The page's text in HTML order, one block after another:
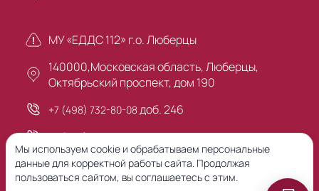
МУ «ЕДДС 112» г.о. Люберцы
140000,Московская область, Люберцы,
Октябрьский проспект, дом 190
+7 (498) 732-80-08 доб. 246
+7 (495) 503-30-00
Мы используем cookie и обрабатываем персональные
данные для корректной работы сайта. Продолжая
пользоваться сайтом, вы соглашаетесь с этим.